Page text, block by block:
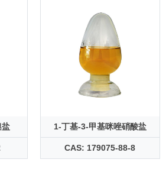
1-丁基-3-甲基咪唑硝酸盐
CAS: 179075-88-8